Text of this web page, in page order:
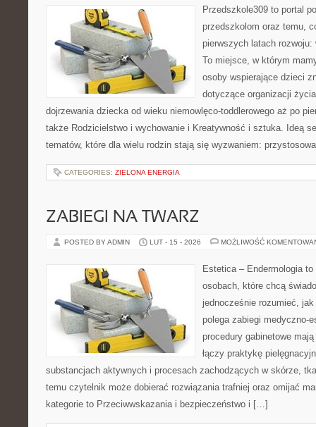
Przedszkole309 to portal
przedszkolom oraz temu,
pierwszych latach
To miejsce, w którym
osoby wspierające dzieci
dotyczące organizacji
dojrzewania dziecka od wieku niemowlęco-toddlerowego aż po
także Rodzicielstwo i wychowanie i Kreatywność i sztuka. Ideą
tematów, które dla wielu rodzin stają się wyzwaniem:
CATEGORIES: ZIELONA ENERGIA
ZABIEGI NA TWARZ
POSTED BY ADMIN LUT - 15 - 2026 MOŻLIWOŚĆ
Estetica – Endermologia
osobach, które chcą
jednocześnie rozumieć,
polega zabiegi medyczno-
procedury gabinetowe
łączy praktykę
substancjach aktywnych i procesach zachodzących w skórze,
temu czytelnik może dobierać rozwiązania trafniej oraz omijać
kategorie to Przeciwwskazania i bezpieczeństwo i […]